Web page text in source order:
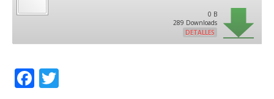
0 B
289 Downloads
DETALLES
F